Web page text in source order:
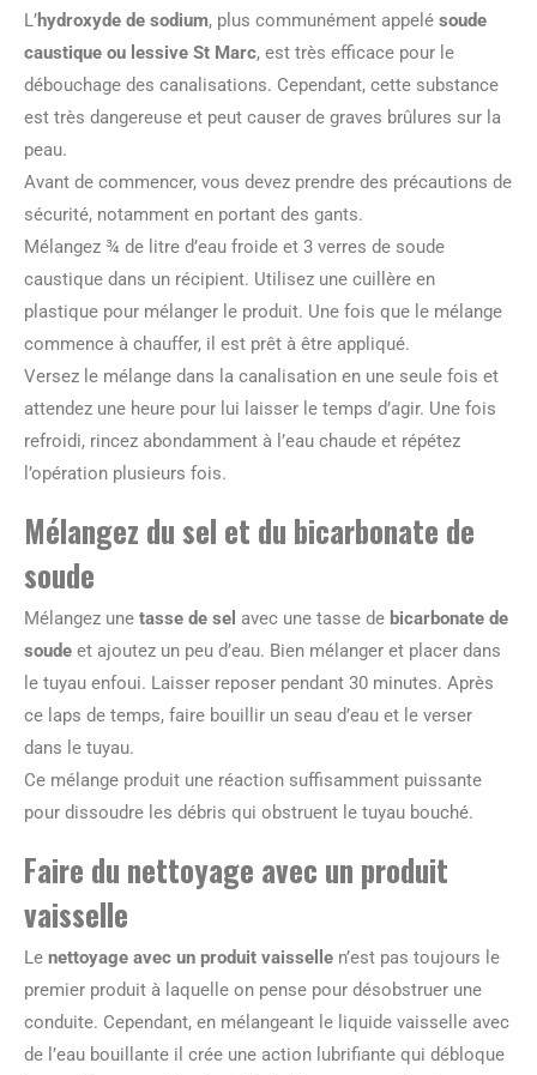
L’hydroxyde de sodium, plus communément appelé soude
caustique ou lessive St Marc, est très efficace pour le
débouchage des canalisations. Cependant, cette substance
est très dangereuse et peut causer de graves brûlures sur la
peau.
Avant de commencer, vous devez prendre des précautions de
sécurité, notamment en portant des gants.
Mélangez ¾ de litre d’eau froide et 3 verres de soude
caustique dans un récipient. Utilisez une cuillère en
plastique pour mélanger le produit. Une fois que le mélange
commence à chauffer, il est prêt à être appliqué.
Versez le mélange dans la canalisation en une seule fois et
attendez une heure pour lui laisser le temps d’agir. Une fois
refroidi, rincez abondamment à l’eau chaude et répétez
l’opération plusieurs fois.
Mélangez du sel et du bicarbonate de
soude
Mélangez une tasse de sel avec une tasse de bicarbonate de
soude et ajoutez un peu d’eau. Bien mélanger et placer dans
le tuyau enfoui. Laisser reposer pendant 30 minutes. Après
ce laps de temps, faire bouillir un seau d’eau et le verser
dans le tuyau.
Ce mélange produit une réaction suffisamment puissante
pour dissoudre les débris qui obstruent le tuyau bouché.
Faire du nettoyage avec un produit
vaisselle
Le nettoyage avec un produit vaisselle n’est pas toujours le
premier produit à laquelle on pense pour désobstruer une
conduite. Cependant, en mélangeant le liquide vaisselle avec
de l’eau bouillante il crée une action lubrifiante qui débloque